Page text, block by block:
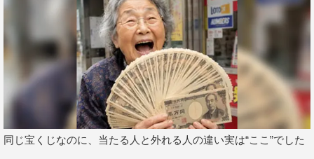
同じ宝くじなのに、当たる人と外れる人の違い実は“ここ”でした